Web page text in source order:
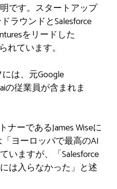
です。スタートアップ
ラウンドとSalesforce
をリードした
れています。
は、元Google
の従業員が含まれま
ナーであるJames Wiseに
「ヨーロッパで最高のAI
いますが、「Salesforce
は入らなかった」と述